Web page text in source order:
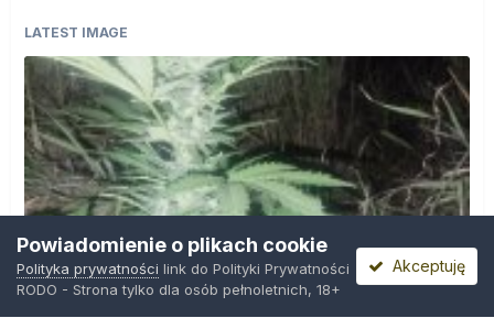
LATEST IMAGE
Powiadomienie o plikach cookie
Polityka prywatności link do Polityki Prywatności
RODO - Strona tylko dla osób pełnoletnich, 18+
Akceptuję